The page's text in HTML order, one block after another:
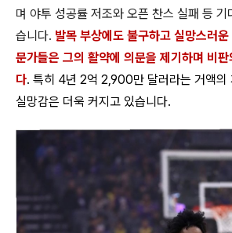
며 야투 성공률 저조와 오픈 찬스 실패 등 기
습니다. 발목 부상에도 불구하고 실망스러
문가들은 그의 활약에 의문을 제기하며 비판
다. 특히 4년 2억 2,900만 달러라는 거액의
실망감은 더욱 커지고 있습니다.